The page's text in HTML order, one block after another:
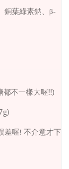
銅葉綠素鈉、β-
都不一樣大喔!!)
差喔! 不介意才下